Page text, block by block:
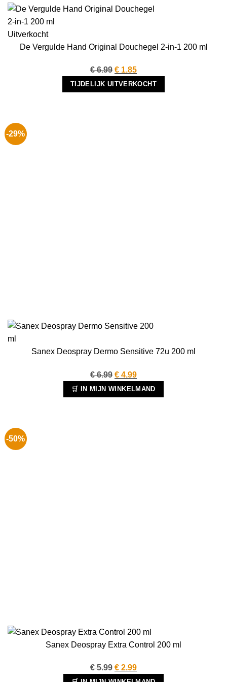
Uitverkocht
De Vergulde Hand Original Douchegel 2-in-1 200 ml
€6.99 Oorspronkelijke
prijs
was:
€ 1.85Huidige
prijs
is:
TIJDELIJK UITVERKOCHT
-29%
Sanex Deospray Dermo Sensitive 72u 200 ml
€6.99 Oorspronkelijke
prijs
was:
€ 4.99Huidige
prijs
is:
🛒 IN MIJN WINKELMAND
-50%
Sanex Deospray Extra Control 200 ml
€5.99 Oorspronkelijke
prijs
€ 2.99Huidige
prijs